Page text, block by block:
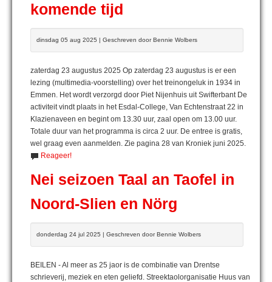
komende tijd
dinsdag 05 aug 2025 | Geschreven door Bennie Wolbers
zaterdag 23 augustus 2025 Op zaterdag 23 augustus is er een
lezing (multimedia-voorstelling) over het treinongeluk in 1934 in
Emmen. Het wordt verzorgd door Piet Nijenhuis uit Swifterbant De
activiteit vindt plaats in het Esdal-College, Van Echtenstraat 22 in
Klazienaveen en begint om 13.30 uur, zaal open om 13.00 uur.
Totale duur van het programma is circa 2 uur. De entree is gratis,
wel graag even aanmelden. Zie pagina 28 van Kroniek juni 2025.
Reageer!
Nei seizoen Taal an Taofel in
Noord-Slien en Nörg
donderdag 24 jul 2025 | Geschreven door Bennie Wolbers
BEILEN - Al meer as 25 jaor is de combinatie van Drentse
schrieverij, meziek en eten geliefd. Streektaolorganisatie Huus van